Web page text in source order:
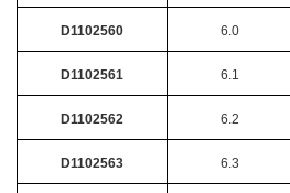
D1102560 6.0
D1102561 6.1
D1102562 6.2
D1102563 6.3